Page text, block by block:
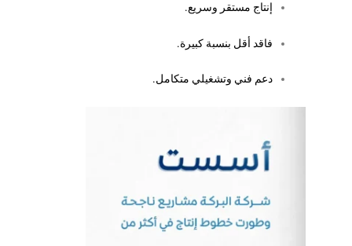
إنتاج مستقر وسريع.
فاقد أقل بنسبة كبيرة.
دعم فني وتشغيلي متكامل.